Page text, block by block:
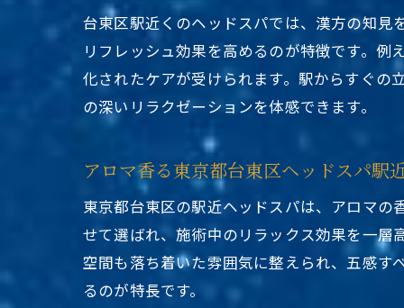
台東区駅近くのヘッドスパでは、漢方の知見
リフレッシュ効果を高めるのが特徴です。
化されたケアが受けられます。駅からすぐの
の深いリラクゼーションを体感できます。
アロマ香る東京都台東区ヘッドスパ駅
東京都台東区の駅近ヘッドスパは、アロマ
せて選ばれ、施術中のリラックス効果を一層
空間も落ち着いた雰囲気に整えられ、五感す
るのが特長です。